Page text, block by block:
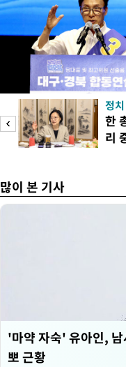
정치
한
리
많이 본 기사
'마약 자숙' 유아인,
뽀 근황